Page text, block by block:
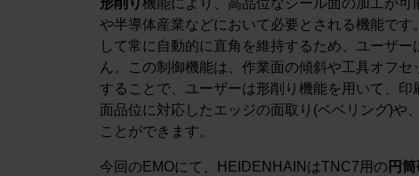
形削り機能により、高品位なシール面の加工が
や半導体産業などにおいて必要とされる機能で
して常に自動的に直角を維持するため、ユーザ
ん。この制御機能は、作業面の傾斜や工具オフ
することで、ユーザーは形削り機能を用いて、
面品位に対応したエッジの面取り(ベベリング)や
ことができます。
今回のEMOにて、HEIDENHAINはTNC7用の 円